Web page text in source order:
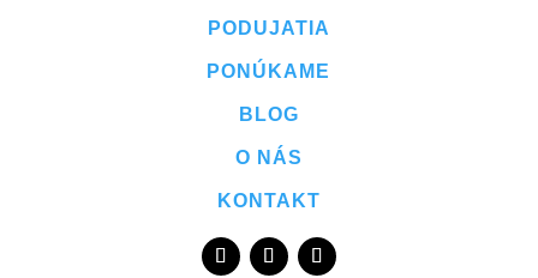
PODUJATIA
PONÚKAME
BLOG
O NÁS
KONTAKT